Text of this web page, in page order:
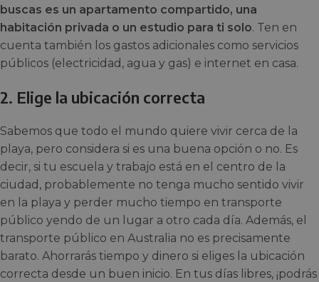
buscas es un apartamento compartido, una
habitación privada o un estudio para ti solo. Ten en
cuenta también los gastos adicionales como servicios
públicos (electricidad, agua y gas) e internet en casa.
2. Elige la ubicación correcta
Sabemos que todo el mundo quiere vivir cerca de la
playa, pero considera si es una buena opción o no. Es
decir, si tu escuela y trabajo está en el centro de la
ciudad, probablemente no tenga mucho sentido vivir
en la playa y perder mucho tiempo en transporte
público yendo de un lugar a otro cada día. Además, el
transporte público en Australia no es precisamente
barato. Ahorrarás tiempo y dinero si eliges la ubicación
correcta desde un buen inicio. En tus días libres, ¡podrás